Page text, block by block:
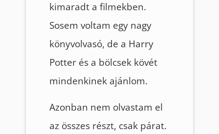
kimaradt a filmekben.
Sosem voltam egy nagy
könyvolvasó, de a Harry
Potter és a bölcsek kövét
mindenkinek ajánlom.
Azonban nem olvastam el
az összes részt, csak párat.